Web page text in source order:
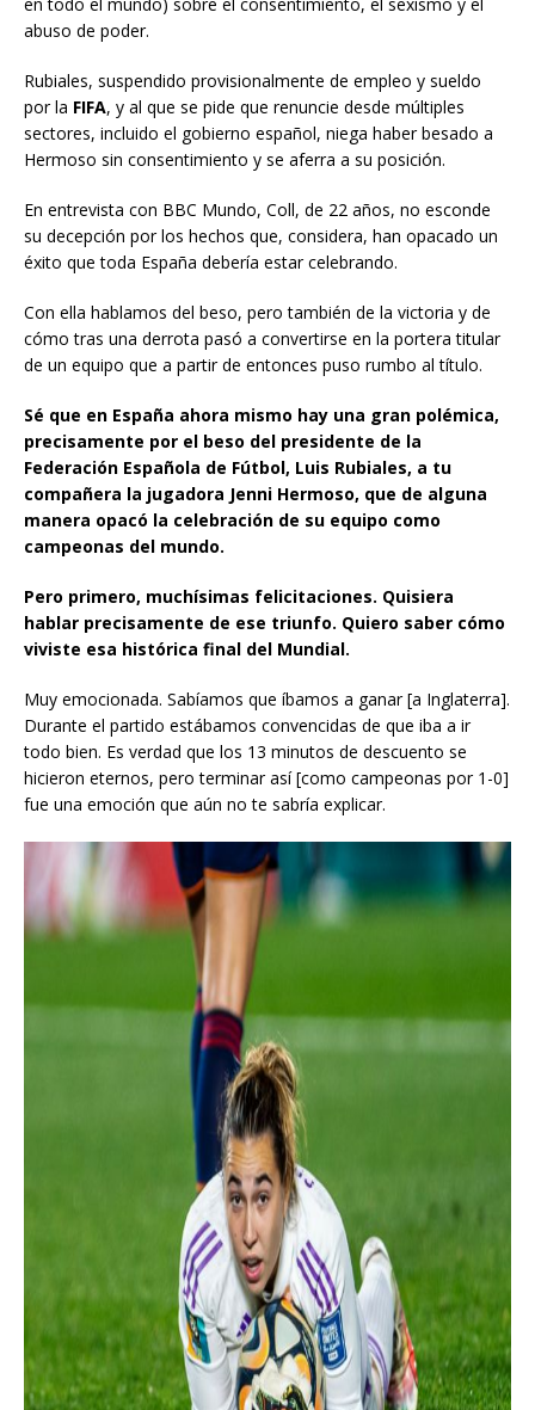
en todo el mundo) sobre el consentimiento, el sexismo y el
abuso de poder.
Rubiales, suspendido provisionalmente de empleo y sueldo
por la FIFA, y al que se pide que renuncie desde múltiples
sectores, incluido el gobierno español, niega haber besado a
Hermoso sin consentimiento y se aferra a su posición.
En entrevista con BBC Mundo, Coll, de 22 años, no esconde
su decepción por los hechos que, considera, han opacado un
éxito que toda España debería estar celebrando.
Con ella hablamos del beso, pero también de la victoria y de
cómo tras una derrota pasó a convertirse en la portera titular
de un equipo que a partir de entonces puso rumbo al título.
Sé que en España ahora mismo hay una gran polémica,
precisamente por el beso del presidente de la
Federación Española de Fútbol, Luis Rubiales, a tu
compañera la jugadora Jenni Hermoso, que de alguna
manera opacó la celebración de su equipo como
campeonas del mundo.
Pero primero, muchísimas felicitaciones. Quisiera
hablar precisamente de ese triunfo. Quiero saber cómo
viviste esa histórica final del Mundial.
Muy emocionada. Sabíamos que íbamos a ganar [a Inglaterra].
Durante el partido estábamos convencidas de que iba a ir
todo bien. Es verdad que los 13 minutos de descuento se
hicieron eternos, pero terminar así [como campeonas por 1-0]
fue una emoción que aún no te sabría explicar.